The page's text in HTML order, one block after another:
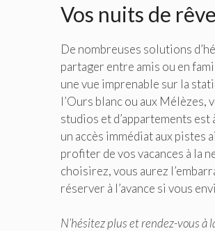
Vos nuits de
De nombreuses solutions
partager entre amis ou en
une vue imprenable sur la
l’Ours blanc ou aux Mélèzes,
studios et d’appartements
un accès immédiat aux pistes
profiter de vos vacances à la
choisirez, vous aurez
réserver à l’avance si vous
N’hésitez plus et rendez-vous à